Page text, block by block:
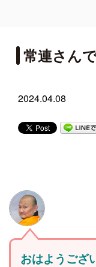
常連さん
2024.04.08
おはようござ